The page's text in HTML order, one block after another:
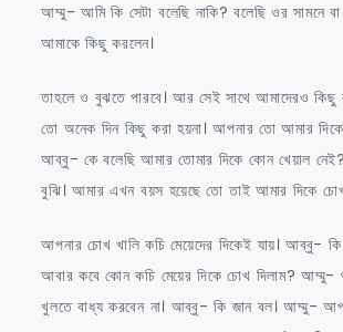
আম্মু- আমি কি সেটা বলেছি নাকি? বলেছি ওর সামনে
আমাকে কিছু করলেন।
তাহলে ও বুঝতে পারবে। আর সেই সাথে আমাদেরও কিছু
তো অনেক দিন কিছু করা হয়না। আপনার তো আমার
আব্বু- কে বলেছি আমার তোমার দিকে কোন খেয়াল
বুঝি। আমার এখন বয়স হয়েছে তো তাই আমার দিকে
আপনার চোখ খালি কচি মেয়েদের দিকেই যায়। আব্বু-
আবার কবে কোন কচি মেয়ের দিকে চোখ দিলাম?
খুলতে বাধ্য করবেন না। আব্বু- কি জান বল। আম্মু-